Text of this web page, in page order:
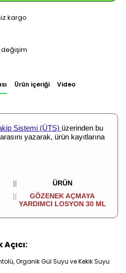
kargo
değişim
Ürün içeriği Video
Sistemi (ÜTS) üzerinden bu
yazarak, ürün kayıtlarına
||
ÜRÜN
||
GÖZENEK AÇMAYA
YARDIMCI LOSYON 30 ML
Organik Gül Suyu ve Kekik Suyu